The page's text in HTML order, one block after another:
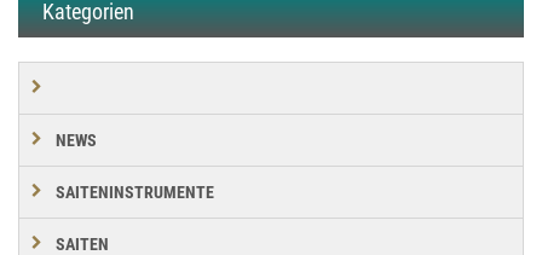
Kategorien
NEWS
SAITENINSTRUMENTE
SAITEN